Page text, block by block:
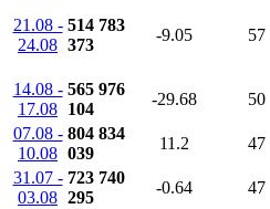
21.08 -
24.08
514 783
373
-9.05 57
14.08 -
17.08
565 976
104
-29.68 50
07.08 -
10.08
804 834
039
11.2 47
31.07 -
03.08
723 740
295
-0.64 47